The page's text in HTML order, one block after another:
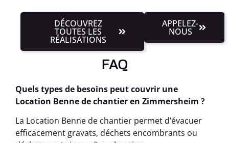
DÉCOUVREZ
TOUTES LES
RÉALISATIONS
APPELEZ-
NOUS
FAQ
Quels types de besoins peut couvrir une
Location Benne de chantier en Zimmersheim ?
La Location Benne de chantier permet d’évacuer
efficacement gravats, déchets encombrants ou